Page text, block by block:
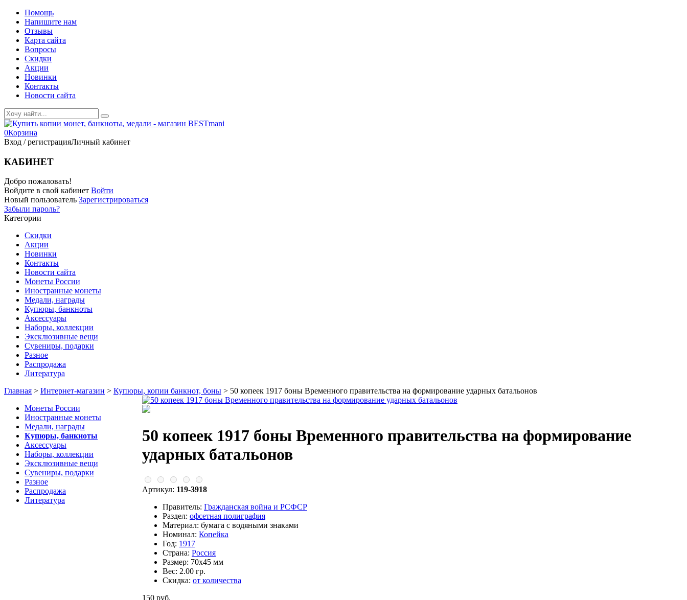
Помощь
Напишите нам
Отзывы
Карта сайта
Вопросы
Скидки
Акции
Новинки
Контакты
Новости сайта
0Корзина
Вход / регистрацияЛичный кабинет
КАБИНЕТ
Добро пожаловать!
Войдите в свой кабинет Войти
Новый пользователь Зарегистрироваться
Забыли пароль?
Категории
Скидки
Акции
Новинки
Контакты
Новости сайта
Монеты России
Иностранные монеты
Медали, награды
Купюры, банкноты
Аксессуары
Наборы, коллекции
Эксклюзивные вещи
Сувениры, подарки
Разное
Распродажа
Литература
Главная > Интернет-магазин > Купюры, копии банкнот, боны > 50 копеек 1917 боны Временного правительства на формирование ударных батальонов
50 копеек 1917 боны Временного правительства на формирование
ударных батальонов
Артикул: 119-3918
Правитель: Гражданская война и РСФСР
Раздел: офсетная полиграфия
Материал: бумага с водяными знаками
Номинал: Копейка
Год: 1917
Страна: Россия
Размер: 70х45 мм
Вес: 2.00 гр.
Скидка: от количества
150 руб.
Монеты России
Иностранные монеты
Медали, награды
Купюры, банкноты
Аксессуары
Наборы, коллекции
Эксклюзивные вещи
Сувениры, подарки
Разное
Распродажа
Литература